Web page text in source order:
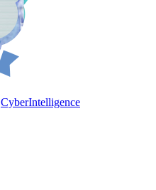
CyberIntelligence